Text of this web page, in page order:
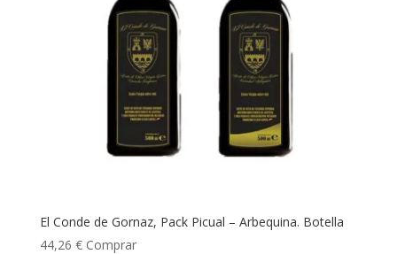
El Conde de Gornaz, Pack Picual – Arbequina. Botella
44,26 € Comprar